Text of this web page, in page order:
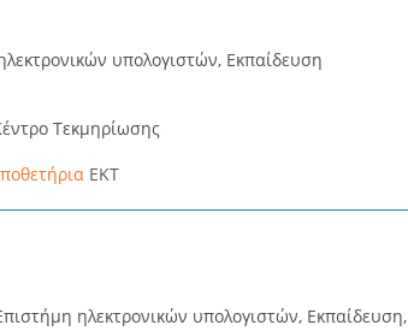
υπολογιστών, Εκπαίδευση
Τεκμηρίωσης
EKT
ηλεκτρονικών υπολογιστών, Εκπαίδευση,